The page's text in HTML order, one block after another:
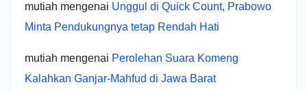
mutiah mengenai Unggul di Quick Count, Prabowo
Minta Pendukungnya tetap Rendah Hati
mutiah mengenai Perolehan Suara Komeng
Kalahkan Ganjar-Mahfud di Jawa Barat